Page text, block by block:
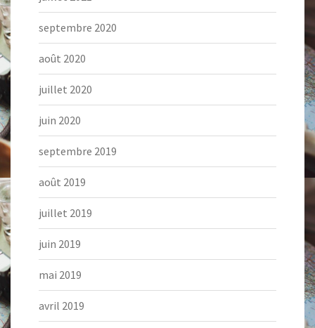
septembre 2020
août 2020
juillet 2020
juin 2020
septembre 2019
août 2019
juillet 2019
juin 2019
mai 2019
avril 2019